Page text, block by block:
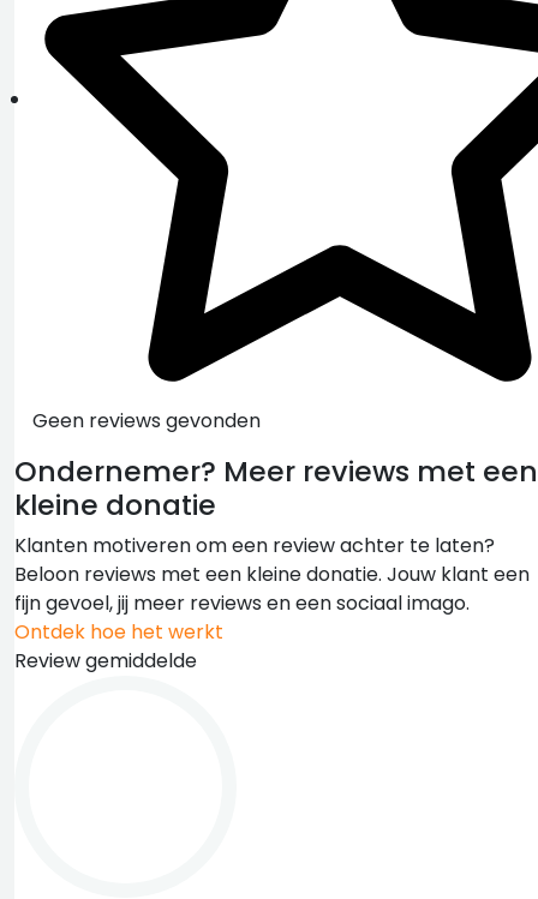
Geen reviews gevonden
Ondernemer? Meer reviews met een
kleine donatie
Klanten motiveren om een review achter te laten?
Beloon reviews met een kleine donatie. Jouw klant een
fijn gevoel, jij meer reviews en een sociaal imago.
Ontdek hoe het werkt
Review gemiddelde